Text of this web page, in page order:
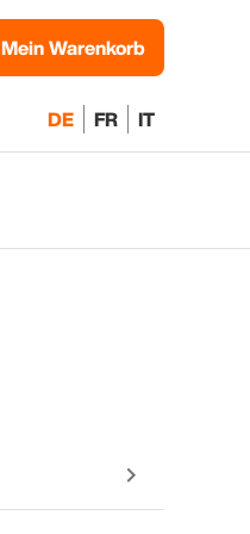
Mein Warenkorb
DE FR IT